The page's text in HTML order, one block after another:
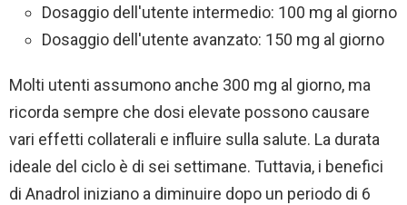
Dosaggio dell'utente intermedio: 100 mg al giorno
Dosaggio dell'utente avanzato: 150 mg al giorno
Molti utenti assumono anche 300 mg al giorno, ma
ricorda sempre che dosi elevate possono causare
vari effetti collaterali e influire sulla salute. La durata
ideale del ciclo è di sei settimane. Tuttavia, i benefici
di Anadrol iniziano a diminuire dopo un periodo di 6